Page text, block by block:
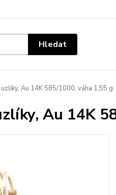
Hledat
uzlíky, Au 14K 585/1000, váha 1,55 g
Au 14K